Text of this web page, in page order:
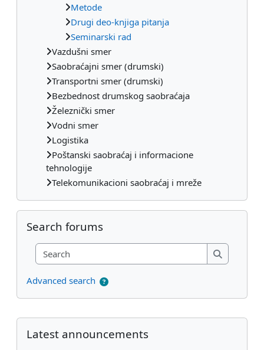
Metode
Drugi deo-knjiga pitanja
Seminarski rad
Vazdušni smer
Saobraćajni smer (drumski)
Transportni smer (drumski)
Bezbednost drumskog saobraćaja
Železnički smer
Vodni smer
Logistika
Poštanski saobraćaj i informacione
tehnologije
Telekomunikacioni saobraćaj i mreže
Skip Search forums
Search forums
Search
Search
Advanced search
Supplementary blocks
Skip Latest announcements
Latest announcements